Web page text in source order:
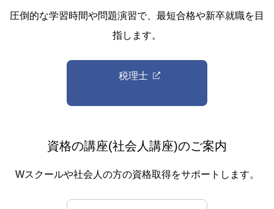
圧倒的な学習時間や問題演習で、最短合格や新卒就職を目
指します。
税理士
資格の講座(社会人講座)のご案内
Wスクールや社会人の方の資格取得をサポートします。